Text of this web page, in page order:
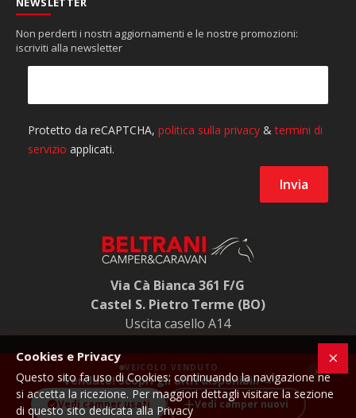
VEICOLO VENDUTO
Venduto! Scopri gli altri disponibili →
Vedi camper usati Vedi camper nuovi
×
Non perderti i nostri aggiornamenti e le nostre promozioni:
iscriviti alla newsletter
Via Cà Bianca 361 F/G
Castel S. Pietro Terme (BO)
Uscita casello A14
Beltrani Caravan Market S.R.L - P.IVA 00631481207
Cookies e Privacy
Questo sito fa uso di Cookies: continuando la navigazione ne
si accetta la ricezione. Per maggiori dettagli visitare la sezione
di questo sito dedicata alla Privacy